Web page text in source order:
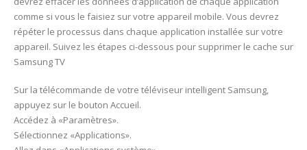
comme si vous le faisiez sur votre appareil mobile. Vous devrez
répéter le processus dans chaque application installée sur votre
appareil. Suivez les étapes ci-dessous pour supprimer le cache sur
Samsung TV
Sur la télécommande de votre téléviseur intelligent Samsung,
appuyez sur le bouton Accueil.
Accédez à «Paramètres».
Sélectionnez «Applications».